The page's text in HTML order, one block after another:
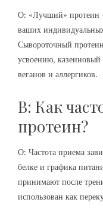
О: «Лучший» протеин
ваших
Сывороточный
усвоению,
веганов и аллергиков.
В: Как
протеин?
О: Частота приема
белке и графика
принимают после
использован как